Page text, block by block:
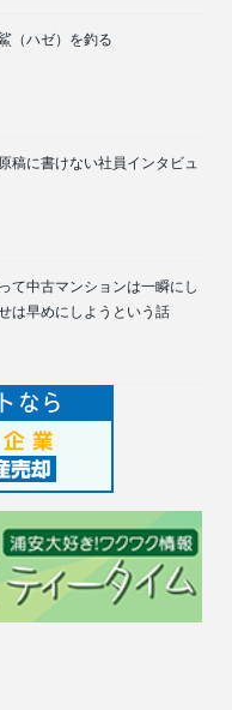
（ハゼ）を釣る
稿に書けない社員インタビュ
て中古マンションは一瞬にし
は早めにしようという話